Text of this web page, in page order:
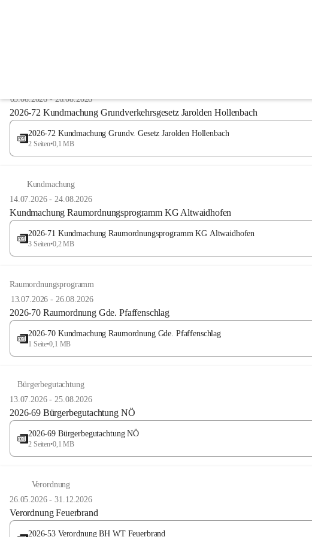
05.08.2026-26.08.2026
2026-72 Kundmachung Grundverkehrsgesetz Jarolden Hollenbach
2026-72 Kundmachung Grundv. Gesetz Jarolden Hollenbach
2 Seiten•0,1 MB
Kundmachung
14.07.2026-24.08.2026
Kundmachung Raumordnungsprogramm KG Altwaidhofen
2026-71 Kundmachung Raumordnungsprogramm KG Altwaidhofen
3 Seiten•0,2 MB
Raumordnungsprogramm
13.07.2026 - 26.08.2026
2026-70 Raumordnung Gde. Pfaffenschlag
2026-70 Kundmachung Raumordnung Gde. Pfaffenschlag
1 Seite•0,1 MB
Bürgerbegutachtung
13.07.2026-25.08.2026
2026-69 Bürgerbegutachtung NÖ
2026-69 Bürgerbegutachtung NÖ
2 Seiten•0,1 MB
Verordnung
26.05.2026-31.12.2026
Verordnung Feuerbrand
2026-53 Verordnung BH WT Feuerbrand